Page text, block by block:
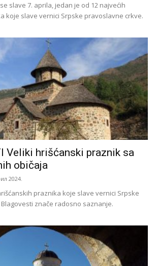
slave 7. aprila, jedan je od 12 najvećih
koje slave vernici Srpske pravoslavne crkve.
Veliki hrišćanski praznik sa
običaja
2024.
praznika koje slave vernici Srpske
znače radosno saznanje.